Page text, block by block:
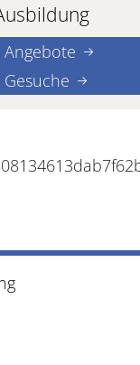
Angebote
Gesuche